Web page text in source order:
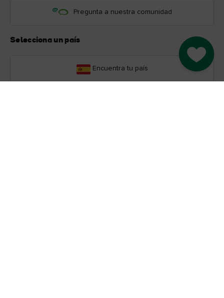
Go to
Pregunta a nuestra comunidad
Selecciona un país
Encuentra tu país